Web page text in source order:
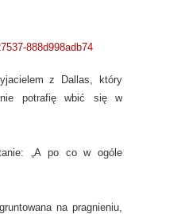
z Dallas, który
nie potrafię wbić się w
„A po co w ogóle
na pragnieniu,